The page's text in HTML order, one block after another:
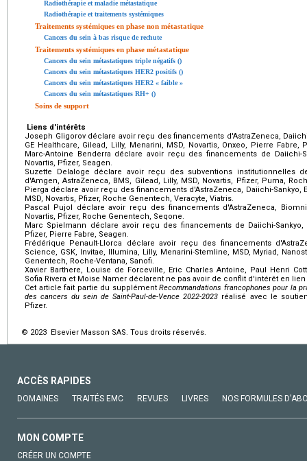
Radiothérapie et maladie métastatique
Radiothérapie et traitements systémiques
Traitements systémiques en phase non métastatique
Cancers du sein à bas risque de rechute
Traitements systémiques en phase métastatique
Cancers du sein métastatiques triple négatifs ()
Cancers du sein métastatiques HER2 positifs ()
Cancers du sein métastatiques HER2 « faible »
Cancers du sein métastatiques RH+ ()
Soins de support
Liens d'intérêts
Joseph Gligorov déclare avoir reçu des financements d'AstraZeneca,
GE Healthcare, Gilead, Lilly, Menarini, MSD, Novartis, Onxeo, Pierre
Marc-Antoine Benderra déclare avoir reçu des financements de Daiichi-
Novartis, Pfizer, Seagen.
Suzette Delaloge déclare avoir reçu des subventions institutionnelles
d'Amgen, AstraZeneca, BMS, Gilead, Lilly, MSD, Novartis, Pfizer, Puma,
Pierga déclare avoir reçu des financements d'AstraZeneca, Daiichi-Sankyo,
MSD, Novartis, Pfizer, Roche Genentech, Veracyte, Viatris.
Pascal Pujol déclare avoir reçu des financements d'AstraZeneca,
Novartis, Pfizer, Roche Genentech, Seqone.
Marc Spielmann déclare avoir reçu des financements de Daiichi-Sankyo,
Pfizer, Pierre Fabre, Seagen.
Frédérique Penault-Llorca déclare avoir reçu des financements
Science, GSK, Invitae, Illumina, Lilly, Menarini-Stemline, MSD, Myriad,
Genentech, Roche-Ventana, Sanofi.
Xavier Barthere, Louise de Forceville, Eric Charles Antoine, Paul Henri
Sofia Rivera et Moise Namer déclarent ne pas avoir de conflit d'intérêt en
Cet article fait partie du supplément Recommandations francophones pour la
des cancers du sein de Saint-Paul-de-Vence 2022-2023 réalisé avec le
Pfizer.
© 2023 Elsevier Masson SAS. Tous droits réservés.
ACCÈS RAPIDES
DOMAINES TRAITÉS EMC REVUES LIVRES NOS FORMULES
MON COMPTE
CRÉER UN COMPTE